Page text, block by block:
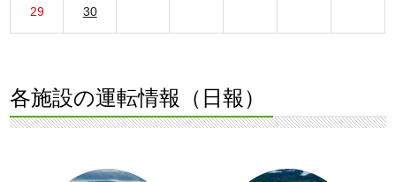
29 30
各施設の運転情報（日報）